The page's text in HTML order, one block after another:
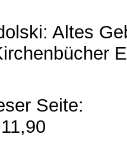
Altes
Seite: